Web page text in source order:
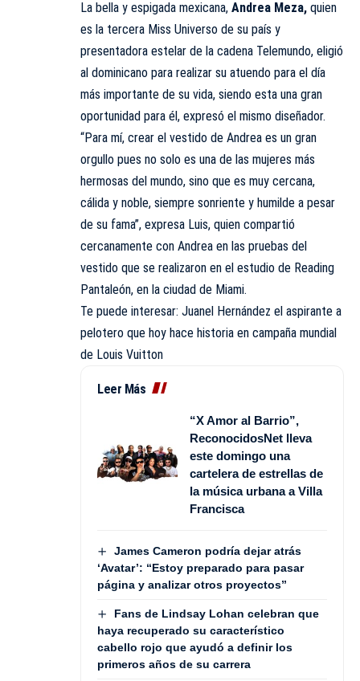
La bella y espigada mexicana, Andrea Meza, quien
es la tercera Miss Universo de su país y
presentadora estelar de la cadena Telemundo, eligió
al dominicano para realizar su atuendo para el día
más importante de su vida, siendo esta una gran
oportunidad para él, expresó el mismo diseñador.
“Para mí, crear el vestido de Andrea es un gran
orgullo pues no solo es una de las mujeres más
hermosas del mundo, sino que es muy cercana,
cálida y noble, siempre sonriente y humilde a pesar
de su fama”, expresa Luis, quien compartió
cercanamente con Andrea en las pruebas del
vestido que se realizaron en el estudio de Reading
Pantaleón, en la ciudad de Miami.
Te puede interesar: Juanel Hernández el aspirante a
pelotero que hoy hace historia en campaña mundial
de Louis Vuitton
Leer Más
“X Amor al Barrio”,
ReconocidosNet lleva
este domingo una
cartelera de estrellas de
la música urbana a Villa
Francisca
James Cameron podría dejar atrás
‘Avatar’: “Estoy preparado para pasar
página y analizar otros proyectos”
Fans de Lindsay Lohan celebran que
haya recuperado su característico
cabello rojo que ayudó a definir los
primeros años de su carrera